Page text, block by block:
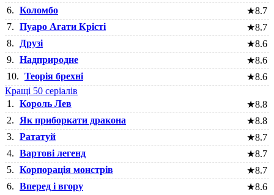
6. Коломбо ★8.7
7. Пуаро Агати Крісті ★8.7
8.
Друзі ★8.6
9. Надприродне ★8.6
10. Теорія брехні ★8.6
Кращі 50 серіалів
1. Король Лев ★8.8
2.
Як приборкати дракона ★8.8
3. Рататуй ★8.7
4. Вартові легенд ★8.7
5. Корпорація монстрів ★8.7
6. Вперед і вгору ★8.6